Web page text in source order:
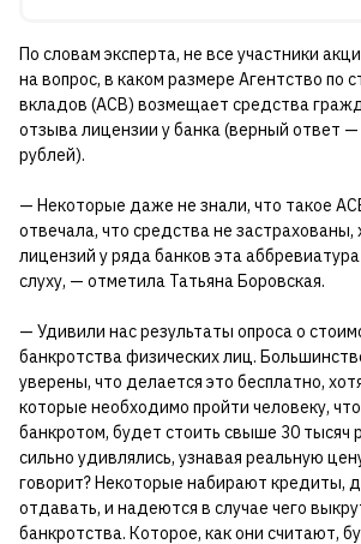
По словам эксперта, не все участники
на вопрос, в каком размере Агентство по
вкладов (АСВ) возмещает средства
отзыва лицензии у банка (верный ответ
рублей).
— Некоторые даже не знали, что такое
отвечала, что средства не застрахованы,
лицензий у ряда банков эта
слуху, — отметила Татьяна Боровская.
— Удивили нас результаты опроса о
банкротства физических лиц.
уверены, что делается это бесплатно,
которые необходимо пройти человеку,
банкротом, будет стоить свыше 30 тысяч
сильно удивлялись, узнавая реальную
говорит? Некоторые набирают кредиты,
отдавать, и надеются в случае чего
банкротства. Которое, как они считают,